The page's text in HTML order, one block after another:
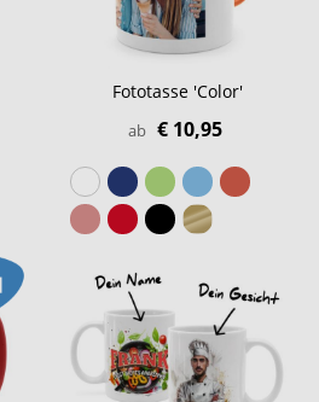
Fototasse 'Color'
ab € 10,95